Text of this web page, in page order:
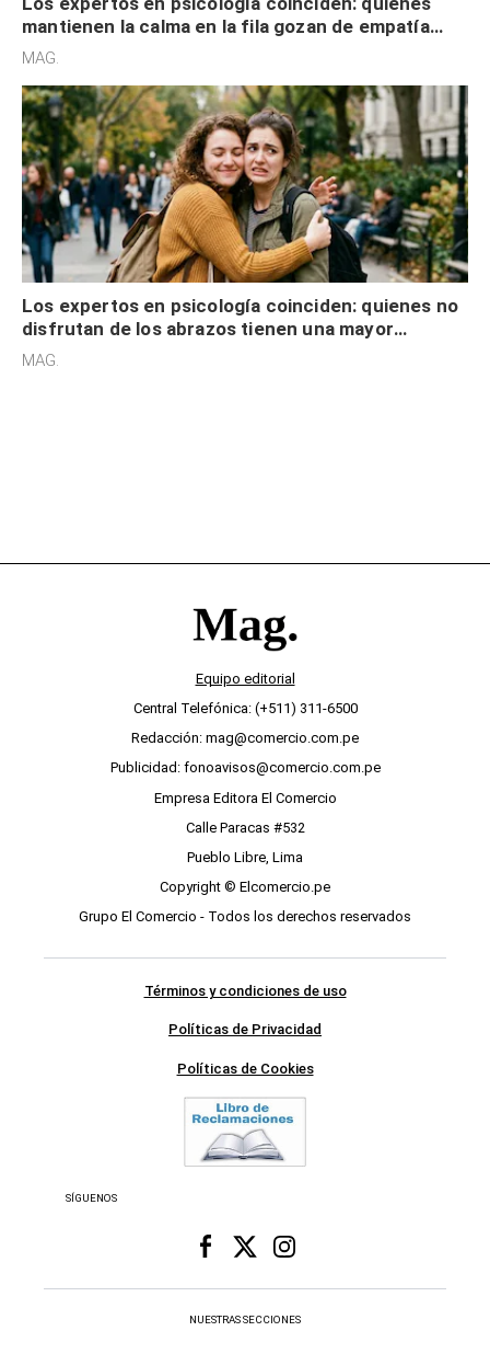
mantienen la calma en la fila gozan de empatía
cognitiva, gratitud y no solo tienen autocontrol
MAG.
Los expertos en psicología coinciden: quienes no
disfrutan de los abrazos tienen una mayor
sensibilidad a los estímulos físicos y no es por
MAG.
Equipo editorial
Central Telefónica: (+511) 311-6500
Redacción: mag@comercio.com.pe
Publicidad: fonoavisos@comercio.com.pe
Empresa Editora El Comercio
Calle Paracas #532
Pueblo Libre, Lima
Copyright © Elcomercio.pe
Grupo El Comercio - Todos los derechos reservados
Términos y condiciones de uso
Políticas de Privacidad
Políticas de Cookies
SÍGUENOS
NUESTRAS SECCIONES